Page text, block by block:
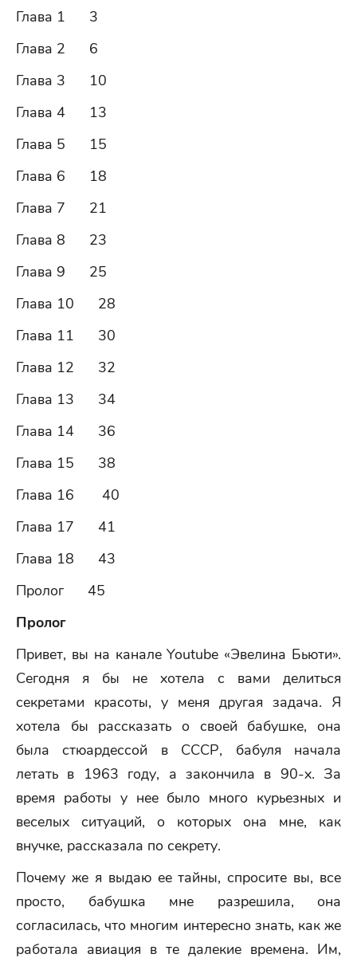
Глава 1 3
Глава 2 6
Глава 3 10
Глава 4 13
Глава 5 15
Глава 6 18
Глава 7 21
Глава 8 23
Глава 9 25
Глава 10 28
Глава 11 30
Глава 12 32
Глава 13 34
Глава 14 36
Глава 15 38
Глава 16 40
Глава 17 41
Глава 18 43
Пролог 45
Пролог
Привет, вы на канале Youtube «Эвелина Бьюти».
Сегодня я бы не хотела с вами делиться
секретами красоты, у меня другая задача. Я
хотела бы рассказать о своей бабушке, она
была стюардессой в СССР, бабуля начала
летать в 1963 году, а закончила в 90-х. За
время работы у нее было много курьезных и
веселых ситуаций, о которых она мне, как
внучке, рассказала по секрету.
Почему же я выдаю ее тайны, спросите вы, все
просто, бабушка мне разрешила, она
согласилась, что многим интересно знать, как же
работала авиация в те далекие времена. Им,